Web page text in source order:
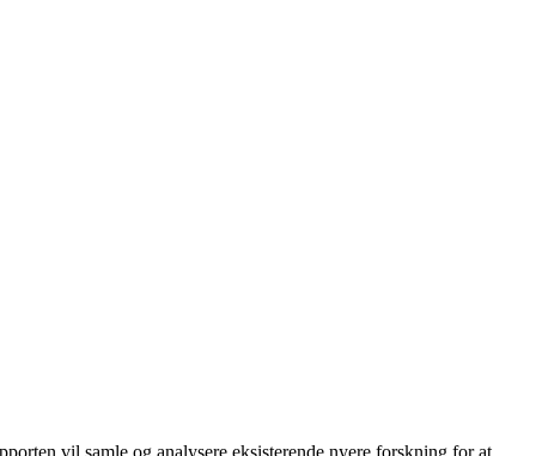
vil samle og analysere eksisterende nyere forskning for at